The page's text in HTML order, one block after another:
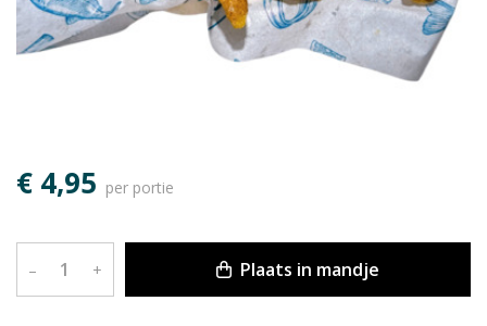
€ 4,95 per portie
– + Plaats in mandje